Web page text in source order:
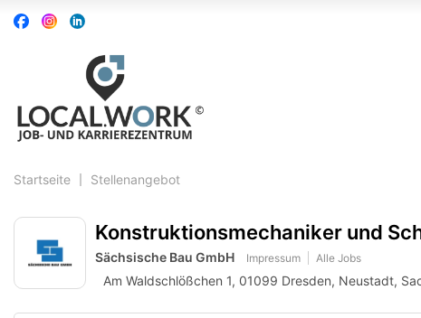
Accessibility
Modus
zum
Inhalt
Auf Auf
folgen
Auf
folgen
Startseite Stellenangebot
Konstruktionsmechaniker und
Sächsische Bau GmbH Impressum Alle Jobs
Am Waldschlößchen 1, 01099 Dresden, Neustadt,